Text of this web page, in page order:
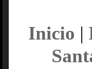
Inicio |